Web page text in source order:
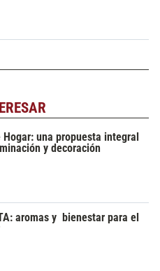
Hogar: una propuesta integral
y decoración
aromas y bienestar para el